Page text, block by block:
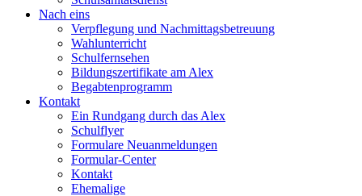
Nach eins
Verpflegung und Nachmittagsbetreuung
Wahlunterricht
Schulfernsehen
Bildungszertifikate am Alex
Begabtenprogramm
Kontakt
Ein Rundgang durch das Alex
Schulflyer
Formulare Neuanmeldungen
Formular-Center
Kontakt
Ehemalige